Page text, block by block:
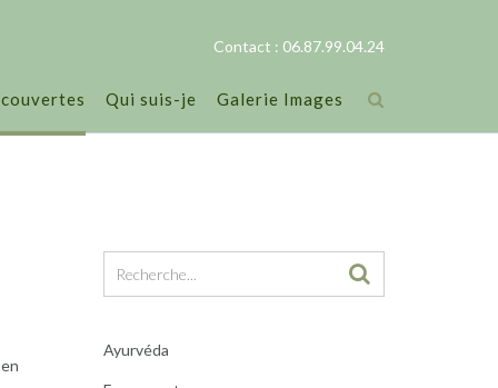
Contact : 06.87.99.04.24
Qui suis-je Galerie Images
Ayurvéda